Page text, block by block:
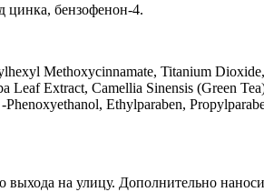
цинка, бензофенон-4.
Methoxycinnamate, Titanium
Leaf Extract, Camellia Sinensis (Green
Ethylparaben,
на улицу. Дополнительно